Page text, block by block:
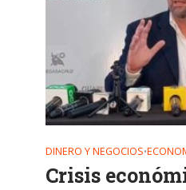
DINERO Y NEGOCIOS•
Crisis